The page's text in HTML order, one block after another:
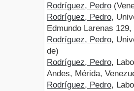
Rodríguez, Pedro
Rodríguez, Pedro,
Edmundo Larenas
Rodríguez, Pedro,
de)
Rodríguez, Pedro,
Andes, Mérida,
Rodríguez, Pedro,